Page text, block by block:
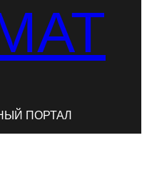
ПОРТАЛ